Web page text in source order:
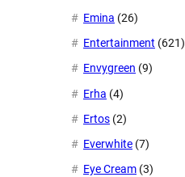
Emina (26)
Entertainment (621)
Envygreen (9)
Erha (4)
Ertos (2)
Everwhite (7)
Eye Cream (3)